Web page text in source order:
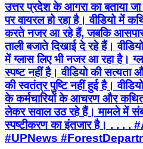
उत्तर प्रदेश के आगरा का बताया जा
पर वायरल हो रहा है। वीडियो में
करते नजर आ रहे हैं, जबकि आसपास
ताली बजाते दिखाई दे रहे हैं।
में ग्लास लिए भी नजर आ रहा है।
स्पष्ट नहीं है। वीडियो की सत्यता
की स्वतंत्र पुष्टि नहीं हुई है।
के कर्मचारियों के आचरण और कथित
लेकर सवाल उठ रहे हैं। मामले में
स्पष्टीकरण का इंतजार है। . . .
#UPNews